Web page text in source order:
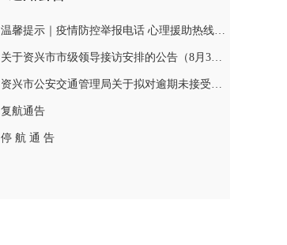
温馨提示｜疫情防控举报电话 心理援助热线 慈善捐助热线 求助入口 辟谣入口
关于资兴市市级领导接访安排的公告（8月3日—8月7日）
资兴市公安交通管理局关于拟对逾期未接受处理的道路交通违法行为人作出行政处罚决定的公告(2026年第十三期 )
复航通告
停 航 通 告